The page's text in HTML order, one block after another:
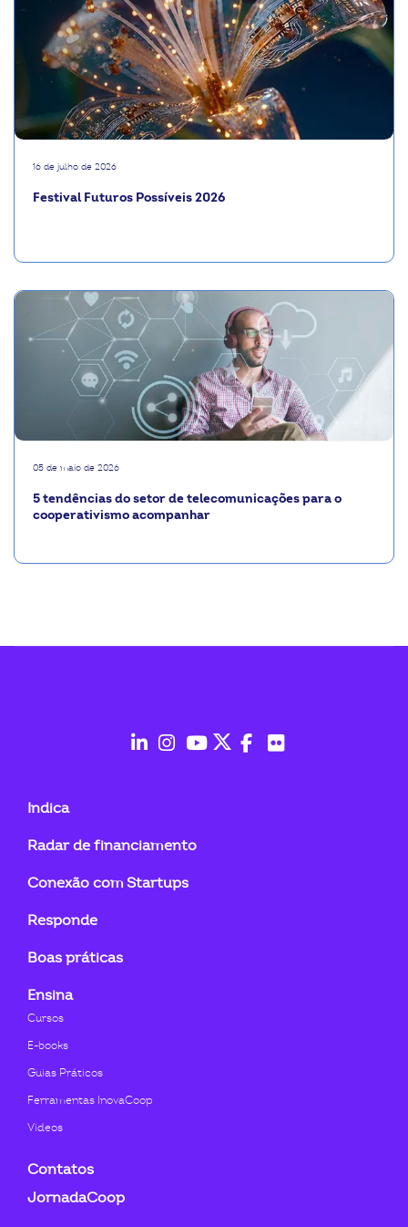
16 de julho de 2026
Festival Futuros Possíveis 2026
05 de maio de 2026
5 tendências do setor de telecomunicações para o
cooperativismo acompanhar
in
Indica
Radar de financiamento
Conexão com Startups
Responde
Boas práticas
Ensina
Cursos
E-books
Guias Práticos
Ferramentas InovaCoop
Videos
Contatos
JornadaCoop